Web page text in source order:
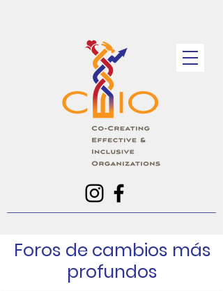
Foros de cambios más
profundos